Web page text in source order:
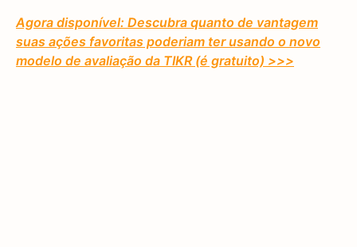
Agora disponível: Descubra quanto de vantagem
suas ações favoritas poderiam ter usando o novo
modelo de avaliação da TIKR (é gratuito) >>>